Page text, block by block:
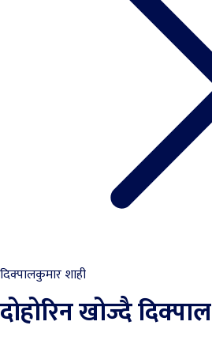
दिक्पालकुमार शाही
दोहोरिन खोज्दै दिक्पाल